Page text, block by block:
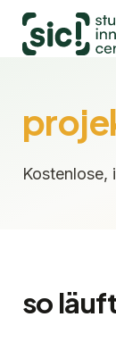
Kostenlose,
so